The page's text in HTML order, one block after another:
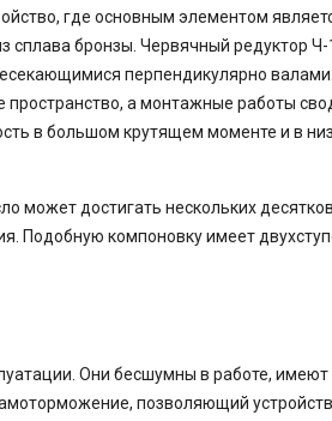
где основным элементом
сплава бронзы. Червячный редуктор Ч-
перпендикулярно
а монтажные работы
в большом крутящем моменте и в
может достигать нескольких
Подобную компоновку имеет
Они бесшумны в работе,
позволяющий